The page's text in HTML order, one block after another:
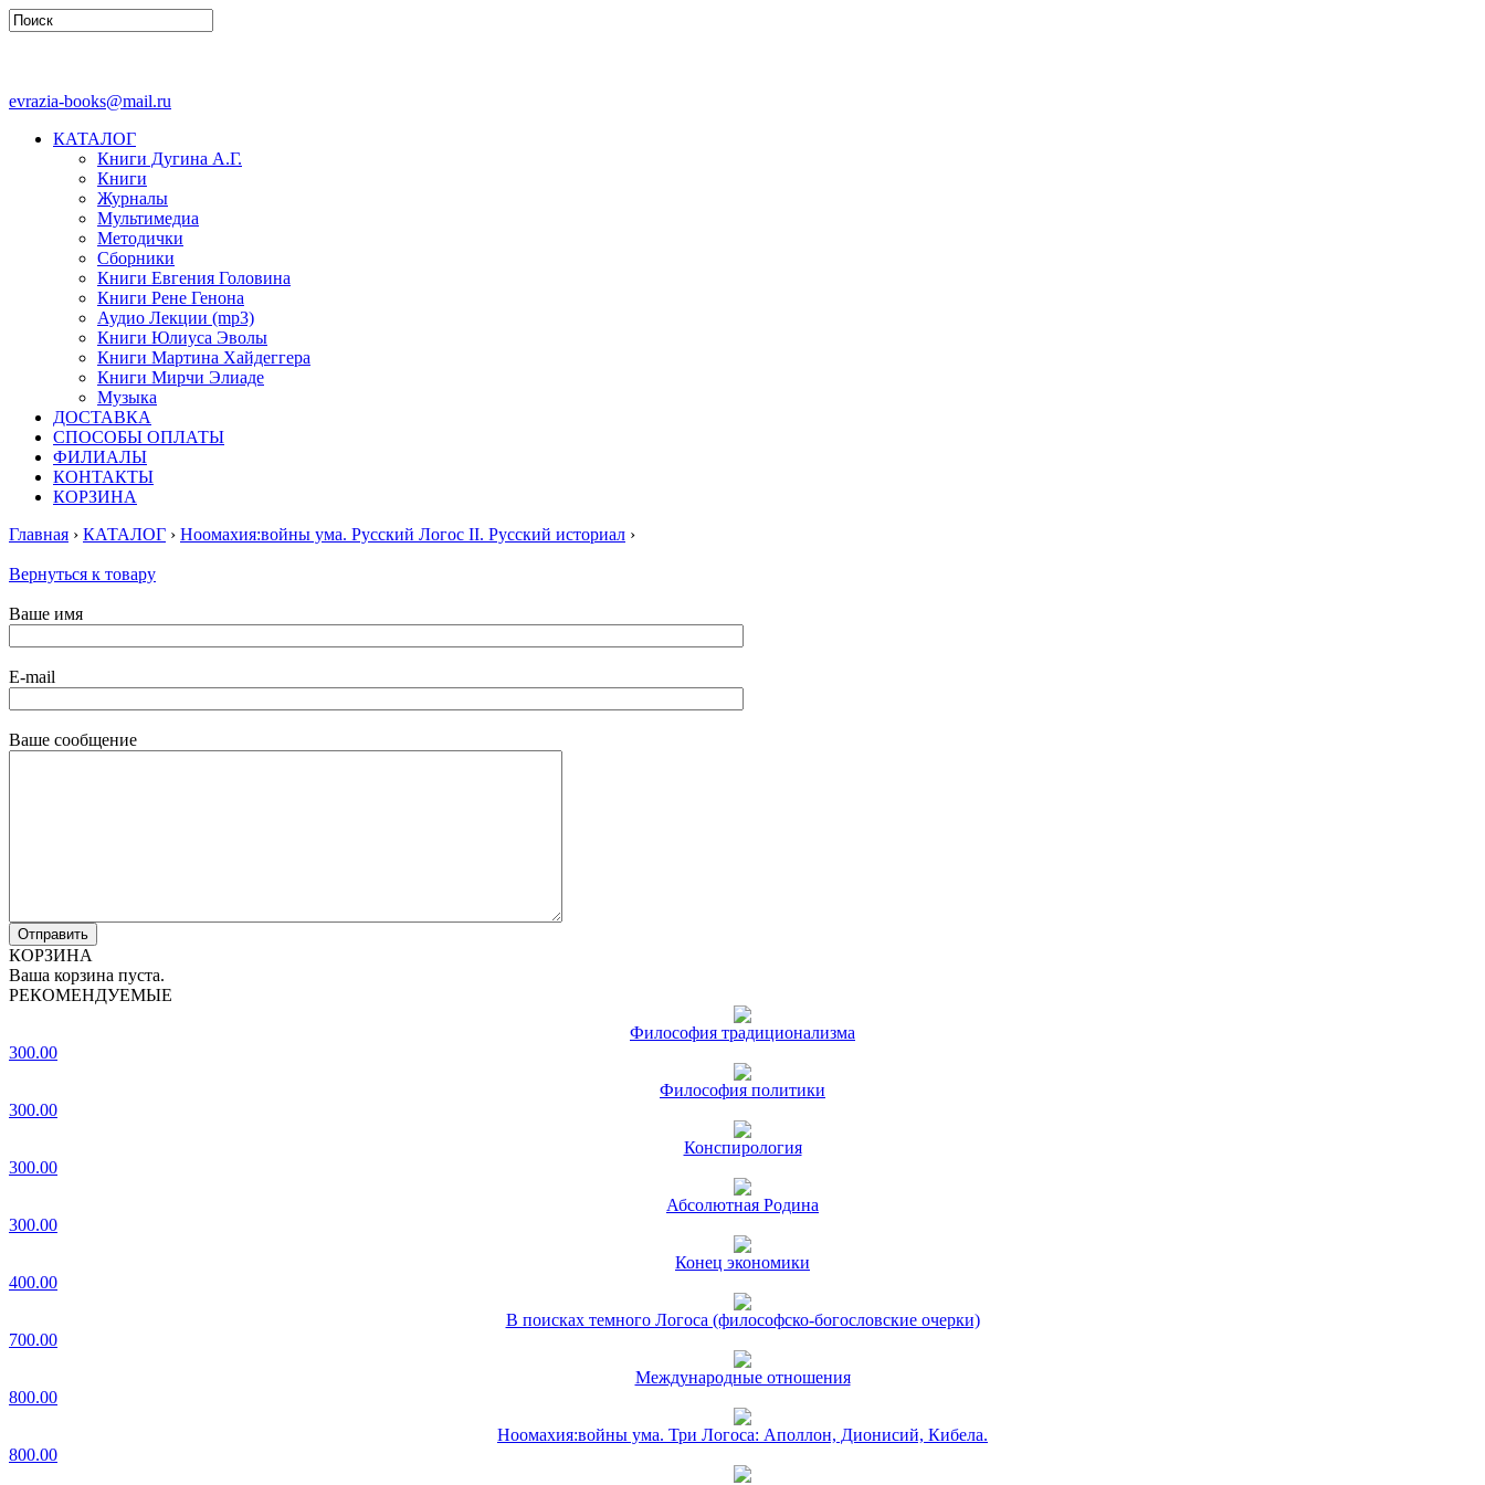
evrazia-books@mail.ru
КАТАЛОГ
Книги Дугина А.Г.
Книги
Журналы
Мультимедиа
Методички
Сборники
Книги Евгения Головина
Книги Рене Генона
Аудио Лекции (mp3)
Книги Юлиуса Эволы
Книги Мартина Хайдеггера
Книги Мирчи Элиаде
Музыка
ДОСТАВКА
СПОСОБЫ ОПЛАТЫ
ФИЛИАЛЫ
КОНТАКТЫ
КОРЗИНА
Главная › КАТАЛОГ › Ноомахия:войны ума. Русский Логос II. Русский историал ›
Вернуться к товару
Ваше имя
E-mail
Ваше сообщение
КОРЗИНА
Ваша корзина пуста.
РЕКОМЕНДУЕМЫЕ
Философия традиционализма
300.00
Философия политики
300.00
Конспирология
300.00
Абсолютная Родина
300.00
Конец экономики
400.00
В поисках темного Логоса (философско-богословские очерки)
700.00
Международные отношения
800.00
Ноомахия:войны ума. Три Логоса: Аполлон, Дионисий, Кибела.
800.00